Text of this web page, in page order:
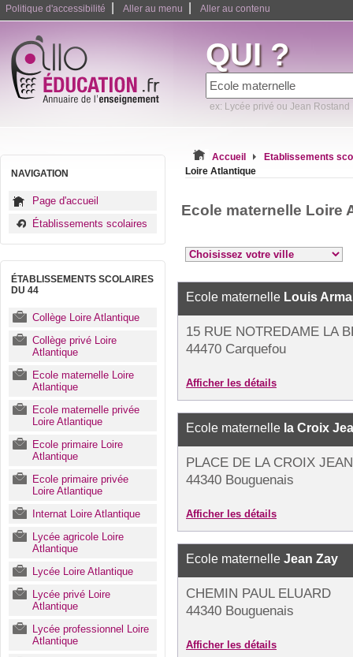
Politique d'accessibilité Aller au menu Aller au contenu
QUI ?
ex: Lycée privé ou Jean Rostand
NAVIGATION
Page d'accueil
Établissements scolaires
ÉTABLISSEMENTS SCOLAIRES
DU 44
Collège Loire Atlantique
Collège privé Loire
Atlantique
Ecole maternelle Loire
Atlantique
Ecole maternelle privée
Loire Atlantique
Ecole primaire Loire
Atlantique
Ecole primaire privée
Loire Atlantique
Internat Loire Atlantique
Lycée agricole Loire
Atlantique
Lycée Loire Atlantique
Lycée privé Loire
Atlantique
Lycée professionnel Loire
Atlantique
Accueil
Etablissements
Loire Atlantique
Ecole maternelle Loire
Ecole maternelle Louis
15 RUE NOTREDAME LA
44470 Carquefou
Afficher les détails
Ecole maternelle la Croix
PLACE DE LA CROIX
44340 Bouguenais
Afficher les détails
Ecole maternelle Jean Zay
CHEMIN PAUL ELUARD
44340 Bouguenais
Afficher les détails